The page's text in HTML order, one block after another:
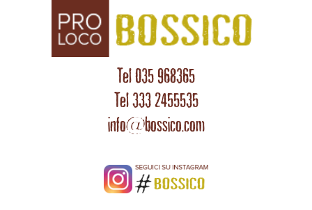
Tel 035 968365
Tel 333 2455535
info@bossico.com